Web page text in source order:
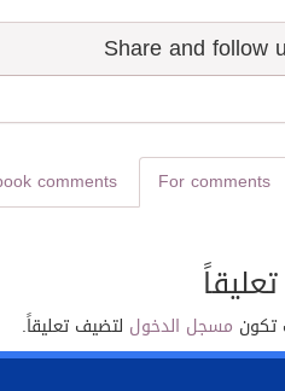
For comments
comments
تكون مسجل الدخول لتضيف تعليقاً.